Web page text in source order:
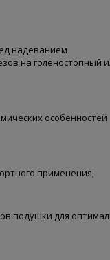
надеванием
на голеностопный
особенностей
применения;
подушки для